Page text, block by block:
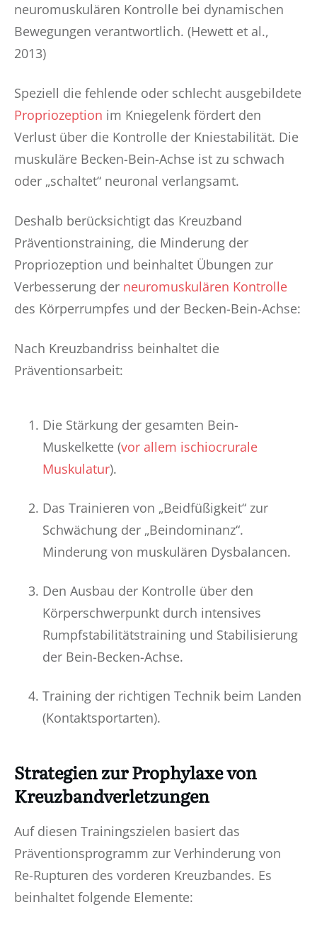
neuromuskulären Kontrolle bei dynamischen
Bewegungen verantwortlich. (Hewett et al.,
2013)
Speziell die fehlende oder schlecht ausgebildete
Propriozeption im Kniegelenk fördert den
Verlust über die Kontrolle der Kniestabilität. Die
muskuläre Becken-Bein-Achse ist zu schwach
oder „schaltet“ neuronal verlangsamt.
Deshalb berücksichtigt das Kreuzband
Präventionstraining, die Minderung der
Propriozeption und beinhaltet Übungen zur
Verbesserung der neuromuskulären Kontrolle
des Körperrumpfes und der Becken-Bein-Achse:
Nach Kreuzbandriss beinhaltet die
Präventionsarbeit:
Die Stärkung der gesamten Bein-
Muskelkette (vor allem ischiocrurale
Muskulatur).
Das Trainieren von „Beidfüßigkeit“ zur
Schwächung der „Beindominanz“.
Minderung von muskulären Dysbalancen.
Den Ausbau der Kontrolle über den
Körperschwerpunkt durch intensives
Rumpfstabilitätstraining und Stabilisierung
der Bein-Becken-Achse.
Training der richtigen Technik beim Landen
(Kontaktsportarten).
Strategien zur Prophylaxe von
Kreuzbandverletzungen
Auf diesen Trainingszielen basiert das
Präventionsprogramm zur Verhinderung von
Re-Rupturen des vorderen Kreuzbandes. Es
beinhaltet folgende Elemente: